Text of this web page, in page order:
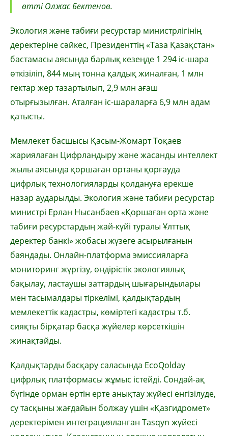
өтті Олжас Бектенов.
Экология және табиғи ресурстар министрлігінің
деректеріне сәйкес, Президенттің «Таза Қазақстан»
бастамасы аясында барлық кезеңде 1 294 іс-шара
өткізіліп, 844 мың тонна қалдық жиналған, 1 млн
гектар жер тазартылып, 2,9 млн ағаш
отырғызылған. Аталған іс-шараларға 6,9 млн адам
қатысты.
Мемлекет басшысы Қасым-Жомарт Тоқаев
жариялаған Цифрландыру және жасанды интеллект
жылы аясында қоршаған ортаны қорғауда
цифрлық технологияларды қолдануға ерекше
назар аударылды. Экология және табиғи ресурстар
министрі Ерлан Нысанбаев «Қоршаған орта және
табиғи ресурстардың жай-күйі туралы Ұлттық
деректер банкі» жобасы жүзеге асырылғанын
баяндады. Онлайн-платформа эмиссияларға
мониторинг жүргізу, өндірістік экологиялық
бақылау, ластаушы заттардың шығарындылары
мен тасымалдары тіркелімі, қалдықтардың
мемлекеттік кадастры, көміртегі кадастры т.б.
сияқты бірқатар басқа жүйелер көрсеткішін
жинақтайды.
Қалдықтарды басқару саласында EcoQolday
цифрлық платформасы жұмыс істейді. Сондай-ақ
бүгінде орман өртін ерте анықтау жүйесі енгізілуде,
су тасқыны жағдайын болжау үшін «Қазгидромет»
деректерімен интеграцияланған Tasqyn жүйесі